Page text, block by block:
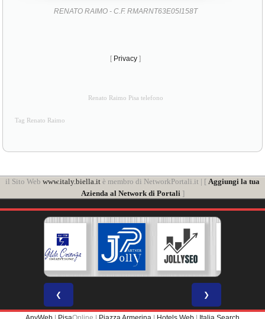
RENATO RAIMO - C.F. RMARNT63E05I158T
[ Privacy ]
Renato Raimo Pisa telefono
Tag Renato Raimo
il Sito Web www.italy.biella.it è membro di NetworkPortali.it | [ Aggiungi la tua
Azienda al Network di Portali ]
❮ ❯